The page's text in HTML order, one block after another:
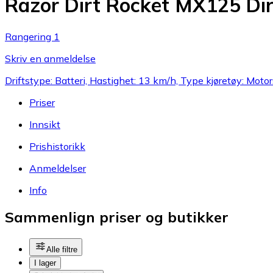
Razor Dirt Rocket MX125
Rangering 1
Skriv en anmeldelse
Driftstype: Batteri, Hastighet: 13 km/h, Type kjøretøy:
Priser
Innsikt
Prishistorikk
Anmeldelser
Info
Sammenlign priser og butikker
Alle filtre
I lager